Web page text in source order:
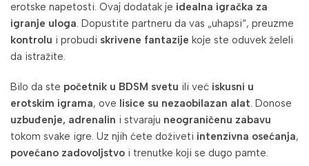
erotske napetosti. Ovaj dodatak je idealna igračka za
igranje uloga. Dopustite partneru da vas „uhapsi“, preuzme
kontrolu i probudi skrivene fantazije koje ste oduvek želeli
da istražite.
Bilo da ste početnik u BDSM svetu ili već iskusni u
erotskim igrama, ove lisice su nezaobilazan alat. Donose
uzbuđenje, adrenalin i stvaraju neograničenu zabavu
tokom svake igre. Uz njih ćete doživeti intenzivna osećanja,
povećano zadovoljstvo i trenutke koji se dugo pamte.